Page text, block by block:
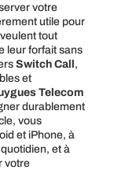
votre
utile pour
tout
leur forfait sans
Switch Call,
et
Telecom
durablement
vous
et iPhone, à
et à
votre